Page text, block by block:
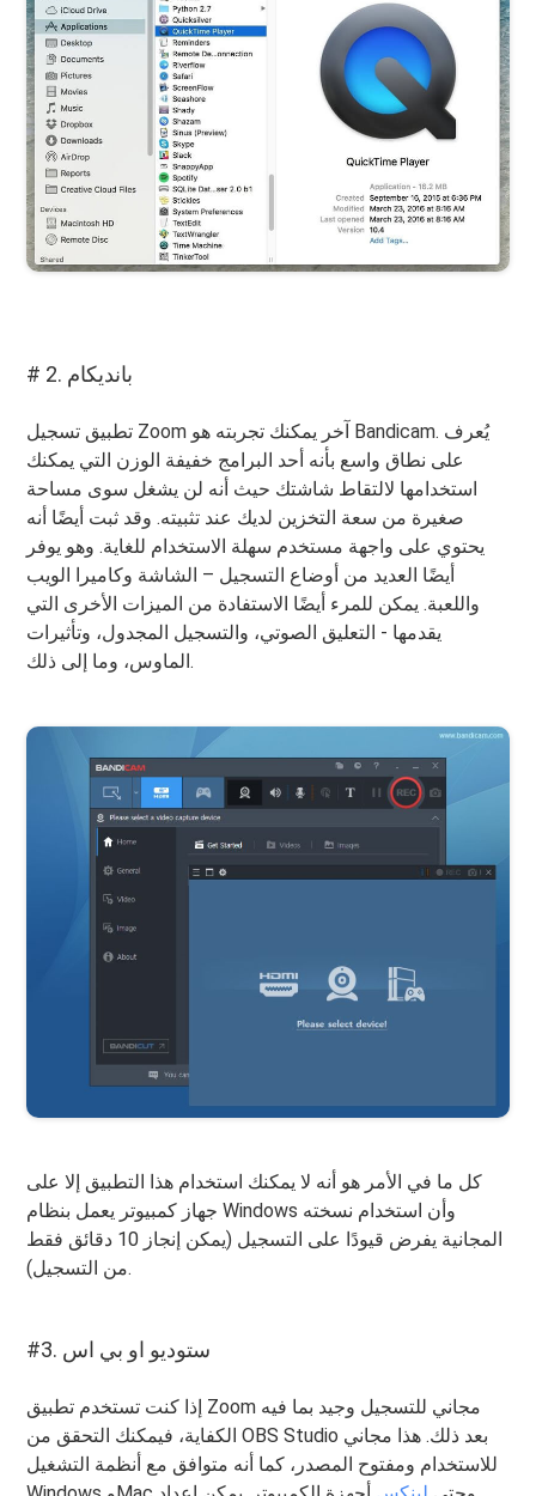
# 2. بانديكام
تطبيق تسجيل Zoom آخر يمكنك تجربته هو Bandicam. يُعرف
على نطاق واسع بأنه أحد البرامج خفيفة الوزن التي يمكنك
استخدامها لالتقاط شاشتك حيث أنه لن يشغل سوى مساحة
صغيرة من سعة التخزين لديك عند تثبيته. وقد ثبت أيضًا أنه
يحتوي على واجهة مستخدم سهلة الاستخدام للغاية. وهو يوفر
أيضًا العديد من أوضاع التسجيل – الشاشة وكاميرا الويب
واللعبة. يمكن للمرء أيضًا الاستفادة من الميزات الأخرى التي
يقدمها - التعليق الصوتي، والتسجيل المجدول، وتأثيرات
الماوس، وما إلى ذلك.
كل ما في الأمر هو أنه لا يمكنك استخدام هذا التطبيق إلا على
جهاز كمبيوتر يعمل بنظام Windows وأن استخدام نسخته
المجانية يفرض قيودًا على التسجيل (يمكن إنجاز 10 دقائق فقط
من التسجيل).
#3. ستوديو او بي اس
إذا كنت تستخدم تطبيق Zoom مجاني للتسجيل وجيد بما فيه
الكفاية، فيمكنك التحقق من OBS Studio بعد ذلك. هذا مجاني
للاستخدام ومفتوح المصدر، كما أنه متوافق مع أنظمة التشغيل